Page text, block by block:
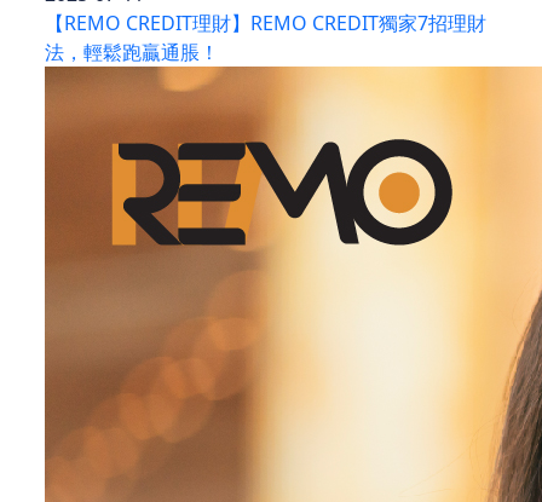
【REMO CREDIT理財】REMO CREDIT獨家7招理財
法，輕鬆跑贏通脹！